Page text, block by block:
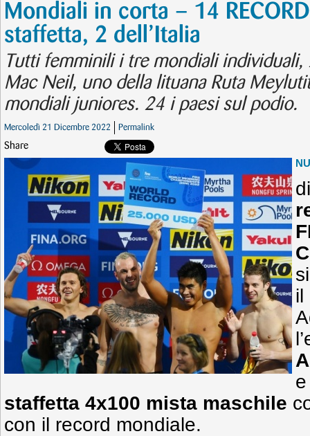
Mondiali in corta – 14
staffetta, 2 dell’Italia
Tutti femminili i tre mondiali individuali,
Mac Neil, uno della lituana Ruta
mondiali juniores. 24 i paesi sul podio.
Mercoledì 21 Dicembre 2022 Permalink
Share
il
staffetta 4x100 mista maschile
con il record mondiale.